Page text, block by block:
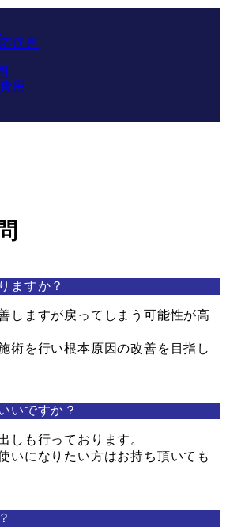
疾患
用
ますか？
しますが戻ってしまう可能性が高
術を行い根本原因の改善を目指し
いですか？
しも行っております。
いになりたい方はお持ち頂いても